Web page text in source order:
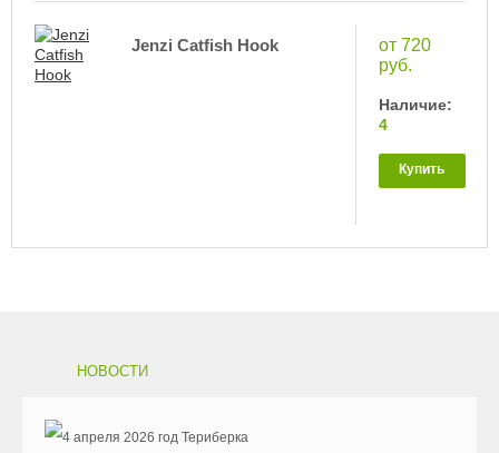
Jenzi Catfish Hook
от 720
руб.
Наличие:
4
Купить
НОВОСТИ